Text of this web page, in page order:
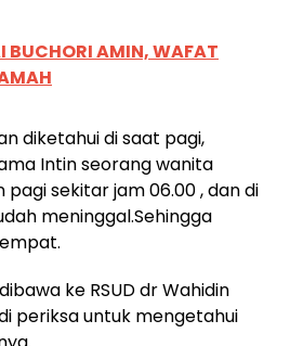
BUCHORI AMIN, WAFAT
diketahui di saat pagi,
Intin seorang wanita
sekitar jam 06.00 , dan di
meninggal.Sehingga
ke RSUD dr Wahidin
periksa untuk mengetahui